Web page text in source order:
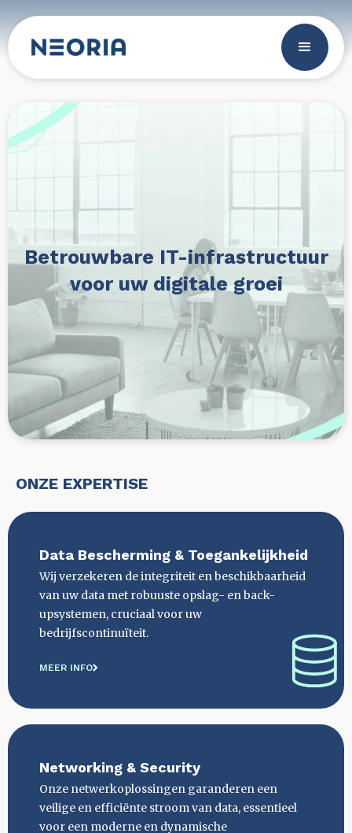
Betrouwbare IT-infrastructuur
voor uw digitale groei
ONZE EXPERTISE
Data Bescherming & Toegankelijkheid
Wij verzekeren de integriteit en beschikbaarheid
van uw data met robuuste opslag- en back-
upsystemen, cruciaal voor uw
bedrijfscontinuïteit.
MEER INFO
Networking & Security
Onze netwerkoplossingen garanderen een
veilige en efficiënte stroom van data, essentieel
voor een moderne en dynamische